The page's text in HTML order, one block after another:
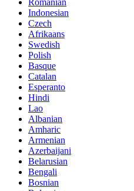
Indonesian
Czech
Afrikaans
Swedish
Polish
Basque
Catalan
Esperanto
Hindi
Lao
Albanian
Amharic
Armenian
Azerbaijani
Belarusian
Bengali
Bosnian